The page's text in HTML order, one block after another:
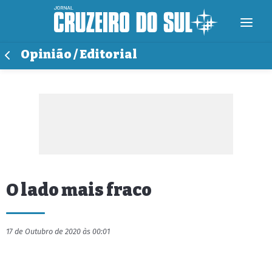
Opinião / Editorial
O lado mais fraco
17 de Outubro de 2020 às 00:01